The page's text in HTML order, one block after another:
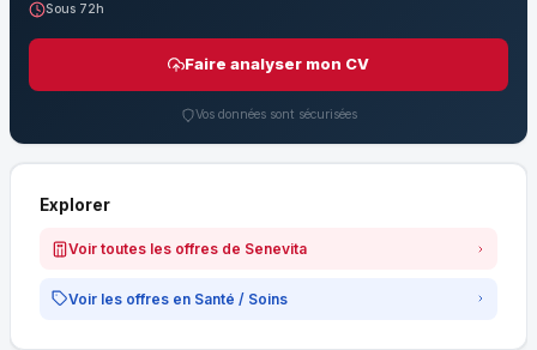
Sous 72h
Faire analyser mon CV
Vos données sont sécurisées
Explorer
Voir toutes les offres de Senevita
Voir les offres en Santé / Soins